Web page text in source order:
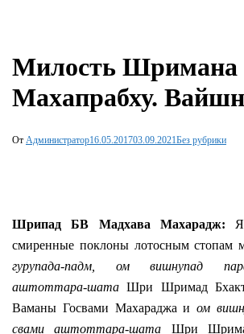
Милость Шримана
Махапрабху.
От Администратор16.05.201703.09.2021Без рубрики
Шрипад БВ Мадхава Махарадж:
смиренные поклоны лотосным стопам
гурупада-падм, ом вишнупад
аштоттара-шата Шри Шримад
Ваманы Госвами Махараджа иом
свами аштоттара-шата Шри